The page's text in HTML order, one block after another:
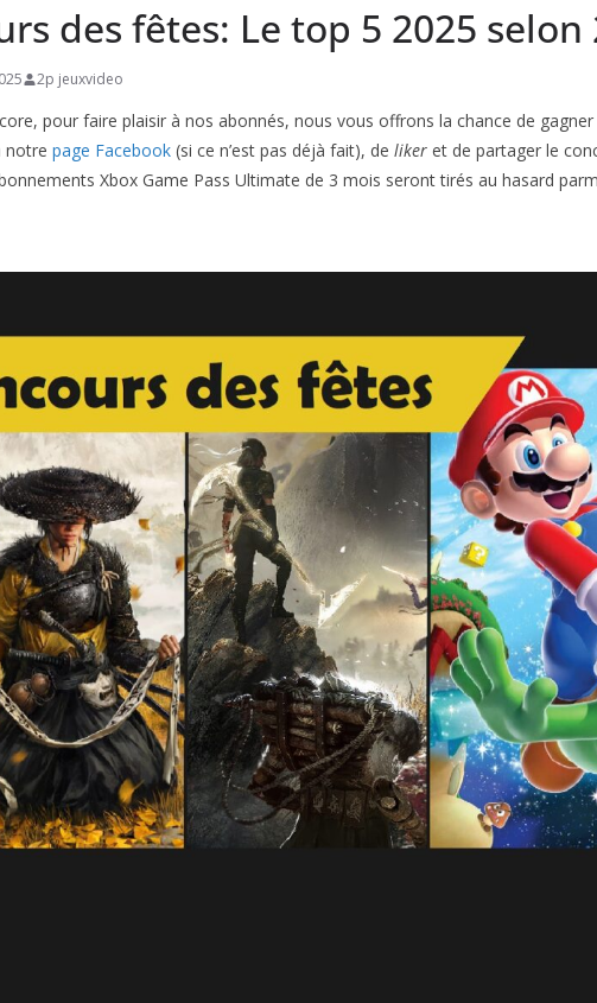
des fêtes: Le top 5 2025
2p jeuxvideo
pour faire plaisir à nos abonnés, nous vous offrons la chance de
notre page Facebook (si ce n’est pas déjà fait), de liker et de partager le
Xbox Game Pass Ultimate de 3 mois seront tirés au hasard